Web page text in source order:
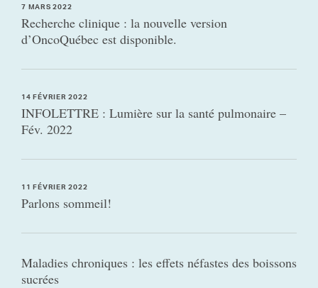
7 MARS 2022
Recherche clinique : la nouvelle version
d’OncoQuébec est disponible.
14 FÉVRIER 2022
INFOLETTRE : Lumière sur la santé pulmonaire –
Fév. 2022
11 FÉVRIER 2022
Parlons sommeil!
Maladies chroniques : les effets néfastes des boissons
sucrées